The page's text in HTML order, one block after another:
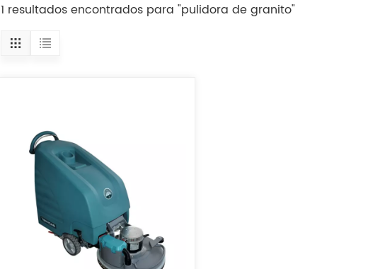
1 resultados encontrados para "pulidora de granito"